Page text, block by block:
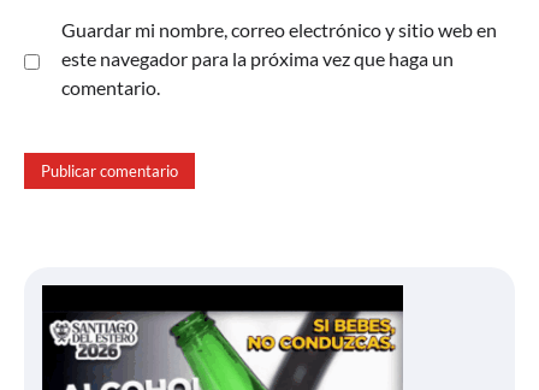
Guardar mi nombre, correo electrónico y sitio web en
este navegador para la próxima vez que haga un
comentario.